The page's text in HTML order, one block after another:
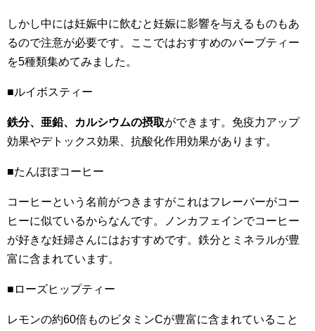
しかし中には妊娠中に飲むと妊娠に影響を与えるものもあ
るので注意が必要です。ここではおすすめのバーブティー
を5種類集めてみました。
■ルイボスティー
鉄分、亜鉛、カルシウムの摂取ができます。免疫力アップ
効果やデトックス効果、抗酸化作用効果があります。
■たんぽぽコーヒー
コーヒーという名前がつきますがこれはフレーバーがコー
ヒーに似ているからなんです。ノンカフェインでコーヒー
が好きな妊婦さんにはおすすめです。鉄分とミネラルが豊
富に含まれています。
■ローズヒップティー
レモンの約60倍ものビタミンCが豊富に含まれていること